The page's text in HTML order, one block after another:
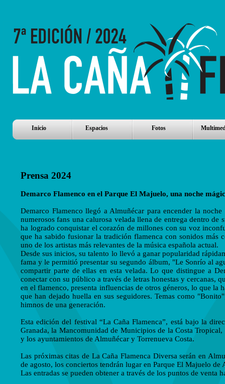
Prensa 2024
Demarco Flamenco en el Parque El Majuelo, una noche
Demarco Flamenco llegó a Almuñécar para encender la
numerosos fans una calurosa velada llena de entrega dentro
ha logrado conquistar el corazón de millones con su voz
que ha sabido fusionar la tradición flamenca con sonidos más
uno de los artistas más relevantes de la música española actual.
Desde sus inicios, su talento lo llevó a ganar popularidad
fama y le permitió presentar su segundo álbum, "Le Sonrío al
compartir parte de ellas en esta velada. Lo que distingue a
conectar con su público a través de letras honestas y cercanas,
en el flamenco, presenta influencias de otros géneros, lo que
que han dejado huella en sus seguidores. Temas como
himnos de una generación.
Esta edición del festival “La Caña Flamenca”, está bajo la
Granada, la Mancomunidad de Municipios de la Costa
y los ayuntamientos de Almuñécar y Torrenueva Costa.
Las próximas citas de La Caña Flamenca Diversa serán en
de agosto, los conciertos tendrán lugar en Parque El Majuelo de
Las entradas se pueden obtener a través de los puntos de venta
Inicio Espacios Fotos